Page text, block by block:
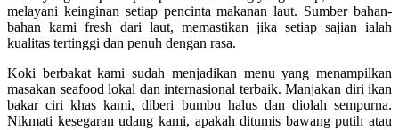
melayani keinginan setiap pencinta makanan laut. Sumber bahan-
bahan kami fresh dari laut, memastikan jika setiap sajian ialah
kualitas tertinggi dan penuh dengan rasa.
Koki berbakat kami sudah menjadikan menu yang menampilkan
masakan seafood lokal dan internasional terbaik. Manjakan diri ikan
bakar ciri khas kami, diberi bumbu halus dan diolah sempurna.
Nikmati kesegaran udang kami, apakah ditumis bawang putih atau